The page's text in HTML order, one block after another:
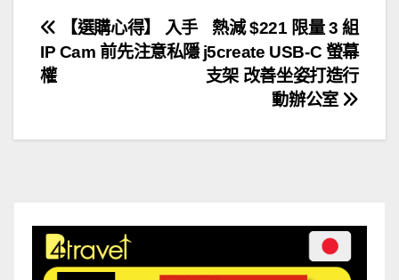
文
章
覽
熱減 $221 限量 3 組
j5create USB-C 螢幕
支架 改善坐姿打造行
動辦公室
【選購心得】 入手
IP Cam 前先注意私隱
權